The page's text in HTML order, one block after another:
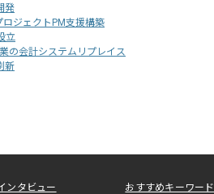
発
ロジェクトPM支援構築
立
の会計システムリプレイス
新
ンタビュー おすすめキーワード